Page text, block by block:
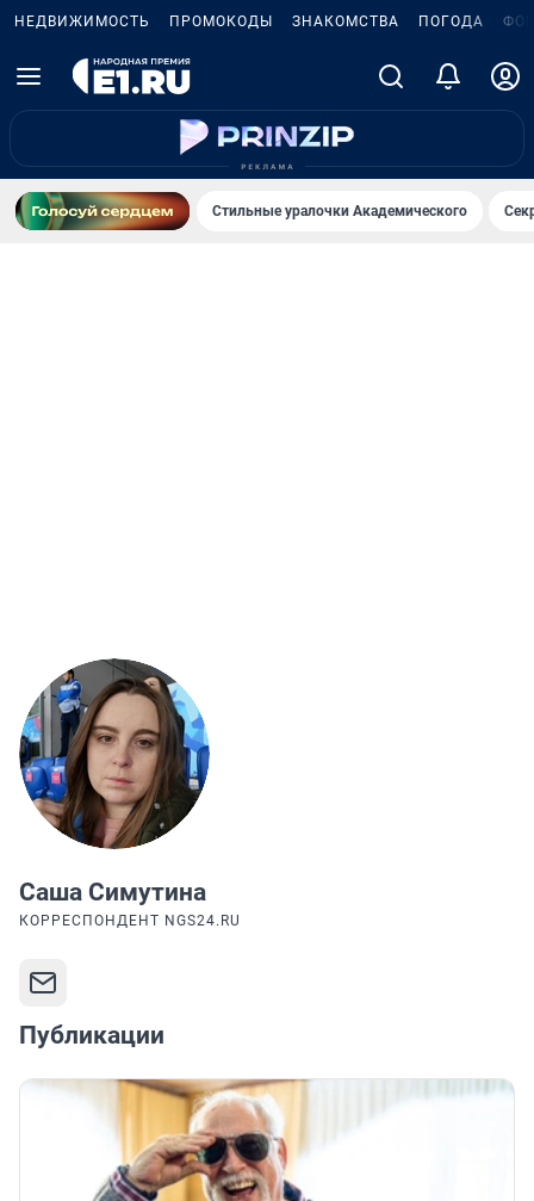
НЕДВИЖИМОСТЬ ПРОМОКОДЫ ЗНАКОМСТВА ПОГОДА
Стильные уралочки Академического
Саша Симутина
КОРРЕСПОНДЕНТ NGS24.RU
Публикации